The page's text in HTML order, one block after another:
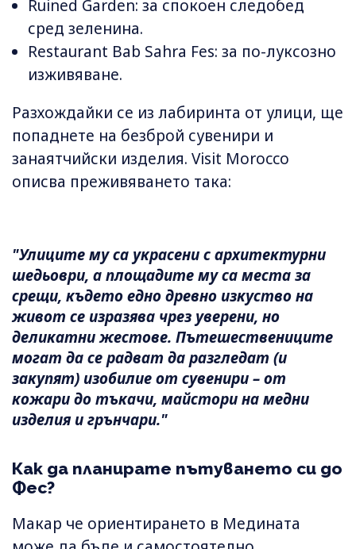
Ruined Garden: за спокоен следобед
сред зеленина.
Restaurant Bab Sahra Fes: за по-луксозно
изживяване.
Разхождайки се из лабиринта от улици, ще
попаднете на безброй сувенири и
занаятчийски изделия. Visit Morocco
описва преживяването така:
"Улиците му са украсени с архитектурни
шедьоври, а площадите му са места за
срещи, където едно древно изкуство на
живот се изразява чрез уверени, но
деликатни жестове. Пътешествениците
могат да се радват да разгледат (и
закупят) изобилие от сувенири – от
кожари до тъкачи, майстори на медни
изделия и грънчари."
Как да планирате пътуването си до
Фес?
Макар че ориентирането в Медината